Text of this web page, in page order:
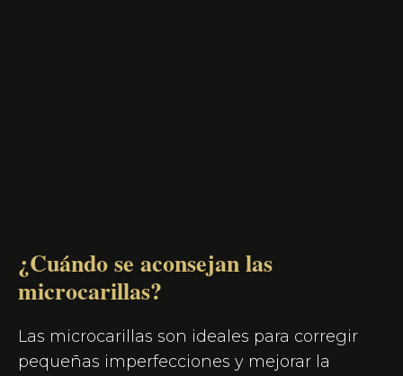
¿Cuándo se aconsejan las
microcarillas?
Las microcarillas son ideales para corregir
pequeñas imperfecciones y mejorar la